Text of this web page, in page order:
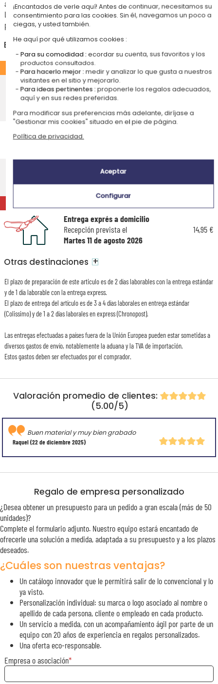
Valoración promedio de clientes:
(5.00/5)
Raquel(22 de diciembre 2025)
Buen material y muy bien grabado
articulo están indicados a continuación.
Las fechas estimadas a continuación se aplican para un pedido con
pago en tarjeta bancaria o PayPal.
España
ESTÁNDAR
Entrega económico en punto de
recogida
Recepción prevista el
Lunes 17 de agosto 2026
Entrega económico a domicilio
Recepción prevista el
Entrega estándar a domicilio
Recepción prevista el
Miércoles 12 de agosto 2026
EXPRÉS
Entrega exprés a domicilio
Recepción prevista el
Martes 11 de agosto 2026
14,95 €
Otras destinaciones +
El plazo de preparación de este articulo es de 2 días laborables con la entrega estándar
y de 1 día laborable con la entrega express.
El plazo de entrega del artículo es de 3 a 4 días laborales en entrega estándar
(Colissimo) y de 1 a 2 días laborales en express (Chronopost).
Las entregas efectuadas a países fuera de la Unión Europea pueden estar sometidas a
diversos gastos de envío, notablemente la aduana y la TVA de importación.
Estos gastos deben ser efectuados por el comprador.
Regalo de empresa personalizado
¿Desea obtener un presupuesto para un pedido a gran escala (más de 50
unidades)?
Complete el formulario adjunto. Nuestro equipo estará encantado de
ofrecerle una solución a medida, adaptada a su presupuesto y a los plazos
deseados.
¿Cuáles son nuestras ventajas?
Un catálogo innovador que le permitirá salir de lo convencional y lo
ya visto.
Personalización individual: su marca o logo asociado al nombre o
apellido de cada persona, cliente o empleado en cada producto.
Un servicio a medida, con un acompañamiento ágil por parte de un
equipo con 20 años de experiencia en regalos personalizados.
Una oferta eco-responsable.
Empresa o asociación
¡Encantados de verle aquí! Antes de continuar, necesitamos su
consentimiento para las cookies. Sin él, navegamos un poco a
ciegas, y usted también.
He aquí por qué utilizamos cookies :
Para su comodidad : ecordar su cuenta, sus favoritos y los
productos consultados.
Para hacerlo mejor : medir y analizar lo que gusta a nuestros
visitantes en el sitio y mejorarlo.
Para ideas pertinentes : proponerle los regalos adecuados,
aquí y en sus redes preferidas.
Para modificar sus preferencias más adelante, diríjase a
"Gestionar mis cookies" situado en el pie de página.
Política de privacidad.
Aceptar
Configurar